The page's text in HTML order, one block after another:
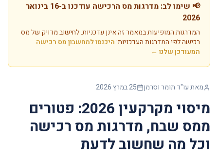
📢 שימו לב: מדרגות מס הרכישה עודכנו ב-16 בינואר
2026
המדרגות המופיעות במאמר זה אינן עדכניות. לחישוב מדויק של מס
רכישה לפי המדרגות העדכניות:היכנסו למחשבון מס רכישה
המעודכן שלנו ←
מאת עו"ד תומר וסרמן 25 במרץ 2026
מיסוי מקרקעין 2026: פטורים
ממס שבח, מדרגות מס רכישה
וכל מה שחשוב לדעת